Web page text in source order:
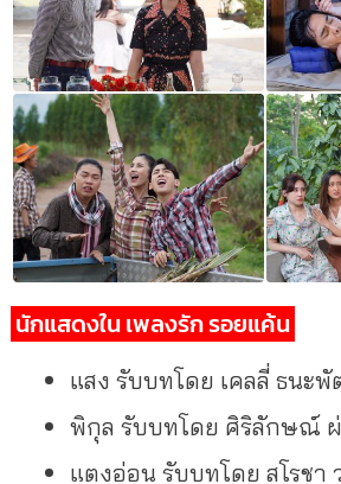
นักแสดงใน เพลงรัก รอยแค้น
แสง รับบทโดย เคลลี่ ธนะ
พิกุล รับบทโดย ศิริลักษณ์ ผ่
แตงอ่อน รับบทโดย สโรชา